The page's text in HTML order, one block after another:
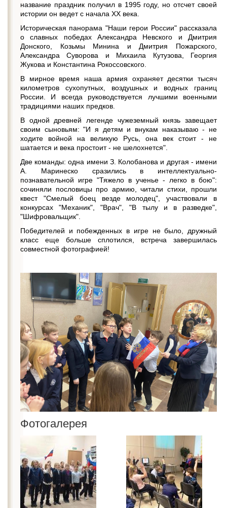
название праздник получил в 1995 году, но отсчет своей
истории он ведет с начала XX века.
Историческая панорама "Наши герои России" рассказала
о славных победах Александра Невского и Дмитрия
Донского, Козьмы Минина и Дмитрия Пожарского,
Александра Суворова и Михаила Кутузова, Георгия
Жукова и Константина Рокоссовского.
В мирное время наша армия охраняет десятки тысяч
километров сухопутных, воздушных и водных границ
России. И всегда руководствуется лучшими военными
традициями наших предков.
В одной древней легенде чужеземный князь завещает
своим сыновьям: "И я детям и внукам наказываю - не
ходите войной на великую Русь, она век стоит - не
шатается и века простоит - не шелохнется".
Две команды: одна имени З. Колобанова и другая - имени
А. Маринеско сразились в интеллектуально-
познавательной игре "Тяжело в ученье - легко в бою":
сочиняли пословицы про армию, читали стихи, прошли
квест "Смелый боец везде молодец", участвовали в
конкурсах "Механик", "Врач", "В тылу и в разведке",
"Шифровальщик".
Победителей и побежденных в игре не было, дружный
класс еще больше сплотился, встреча завершилась
совместной фотографией!
Фотогалерея